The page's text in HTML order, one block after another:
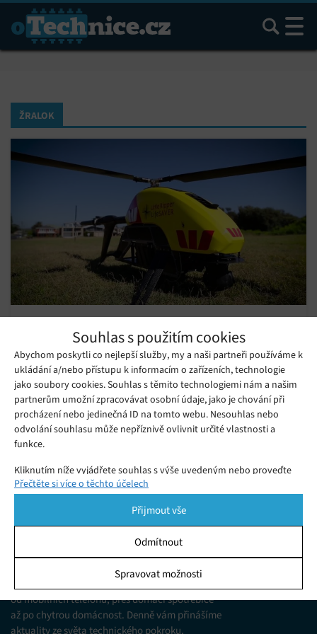
Souhlas s použitím cookies
Abychom poskytli co nejlepší služby, my a naši partneři používáme k
ukládání a/nebo přístupu k informacím o zařízeních, technologie
jako soubory cookies. Souhlas s těmito technologiemi nám a našim
partnerům umožní zpracovávat osobní údaje, jako je chování při
procházení nebo jedinečná ID na tomto webu. Nesouhlas nebo
odvolání souhlasu může nepříznivě ovlivnit určité vlastnosti a
funkce.
Kliknutím níže vyjádřete souhlas s výše uvedeným nebo proveďte
podrobnější rozhodnutí. Vaše volby budou použity pouze na tomto
pomocí přepínačů v Zásadách cookies nebo kliknutím na tlačítko
Spravovat souhlas ve spodní části obrazovky.
Ukládání a/nebo přístup k informacím v zařízení, Porozumění
publiku prostřednictvím statistik nebo kombinací údajů z
různých zdrojů.
Přečtěte si více o těchto účelech
Přijmout vše
Odmítnout
Spravovat možnosti
Hledat
ŽRALOK
Úterý 29. 08. 2017 Redakce
Australské pláže budou od září bezpečnější. Úřady zde nasadí
drony Little Ripper Lifesaver, které budou monitorovat pláže a
hlásit přítomnost žraloků s až 90% přesností.
Jsme web zajímající se o technologické novinky
od mobilních telefonů, přes domácí spotřebiče
až po chytrou domácnost. Denně vám přinášíme
aktuality ze světa technického pokroku,